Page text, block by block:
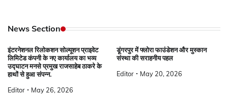
News Section
इंटरनेशनल रिलोकशन सोल्यूशन प्राइवेट
लिमिटेड कंपनी के नए कार्यालय का भव्य
उद्घाटन मनसे प्रमुख राजसाहेब ठाकरे के
हाथों से हुआ संपन्न.
Editor May 26, 2026
डूंगरपुर में फ्लोरा फाउंडेशन और मुस्कान
संस्था की सराहनीय पहल
Editor May 20, 2026